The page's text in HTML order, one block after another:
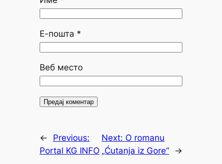
Е-пошта *
Веб место
←
Previous:
Portal KG INFO
Next: O romanu
„Ćutanja iz Gore“
→